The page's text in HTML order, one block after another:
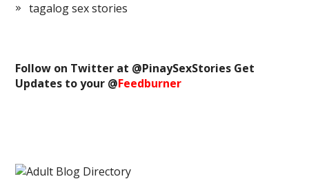
tagalog sex stories
Follow on Twitter at @PinaySexStories Get
Updates to your @Feedburner